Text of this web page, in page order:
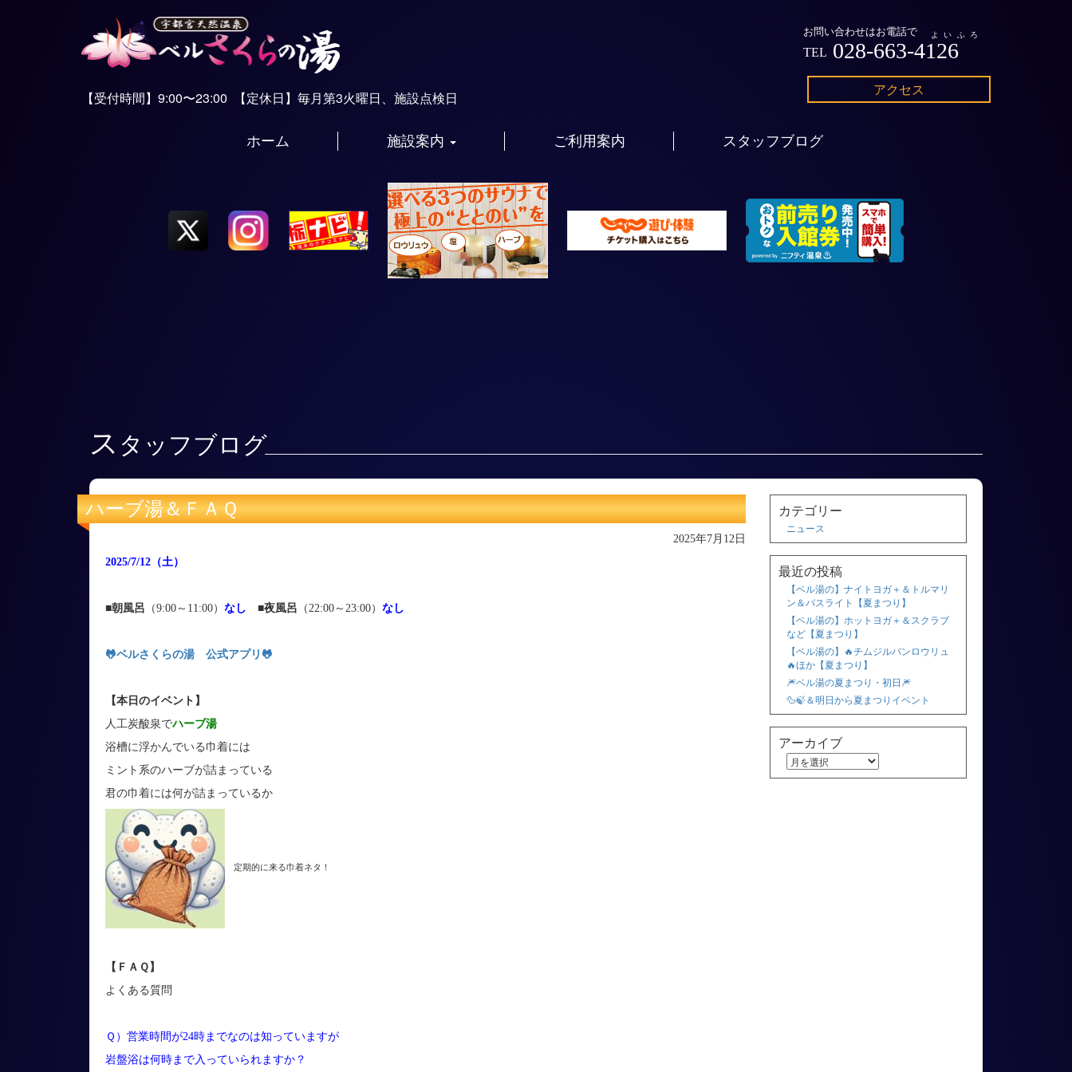
【受付時間】9:00〜23:00 【定休日】毎月第3火曜日、施設点検日 アクセス
お問い合わせはお電話で よいふろ
TEL 028-663-4126
ホーム 施設案内 ご利用案内 スタッフブログ
ス タッフブログ
ハーブ湯＆ＦＡＱ
2025年7月12日
2025/7/12 （土 ）
■朝風呂 （9:00～11:00） なし ■夜風呂 （22:00～23:00） なし
🐸ベルさくらの湯 公式アプリ 🐸
【本日のイベント】
人工炭酸泉でハーブ湯
浴槽に浮かんでいる巾着には
ミント系のハーブが詰まっている
君の巾着には何が詰まっているか
定期的に来る巾着ネタ！
【ＦＡＱ】
よくある質問
Ｑ）営業時間が24時までなのは知っていますが
岩盤浴は何時まで入っていられますか？
カテゴリー
ニュース
最近の投稿
【ベル湯の】ナイトヨガ＋＆トルマリ
ン＆バスライト【夏まつり】
【ベル湯の】ホットヨガ＋＆スクラブ
など【夏まつり】
【ベル湯の】🔥チムジルバンロウリュ
🔥ほか【夏まつり】
🎆ベル湯の夏まつり・初日🎆
🦆🍃＆明日から夏まつりイベント
アーカイブ